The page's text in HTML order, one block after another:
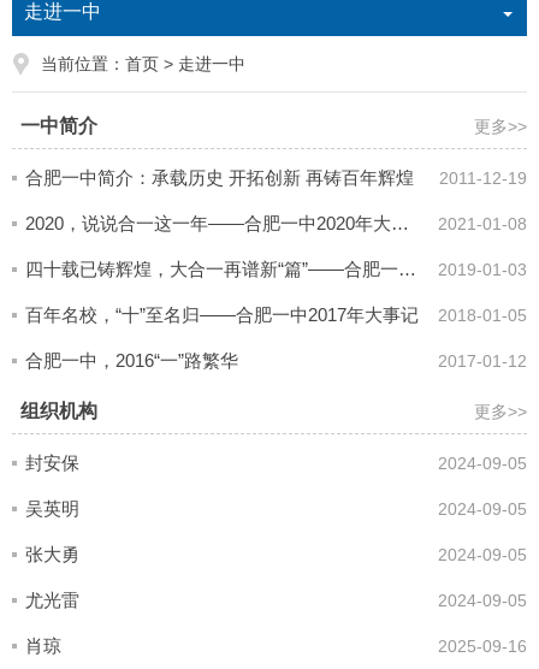
走进一中
当前位置： 首页 > 走进一中
一中简介 更多>>
合肥一中简介：承载历史 开拓创新 再铸百年辉煌 2011-12-19
2020，说说合一这一年——合肥一中2020年大事记 2021-01-08
四十载已铸辉煌，大合一再谱新“篇”——合肥一中2018年大事记 2019-01-03
百年名校，“十”至名归——合肥一中2017年大事记 2018-01-05
合肥一中，2016“一”路繁华 2017-01-12
组织机构 更多>>
封安保 2024-09-05
吴英明 2024-09-05
张大勇 2024-09-05
尤光雷 2024-09-05
肖琼 2025-09-16